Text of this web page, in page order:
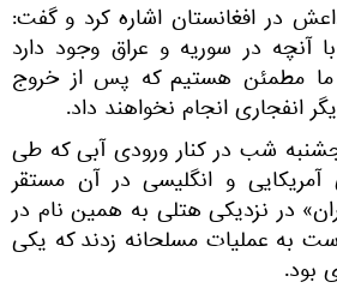
در افغانستان اشاره کرد و گفت:
آنچه در سوریه و عراق وجود دارد
ما مطمئن هستیم که پس از خروج
انفجاری انجام نخواهند داد.
شب در کنار ورودی آبی که طی
آمریکایی و انگلیسی در آن مستقر
در نزدیکی هتلی به همین نام در
به عملیات مسلحانه زدند که یکی
بود.